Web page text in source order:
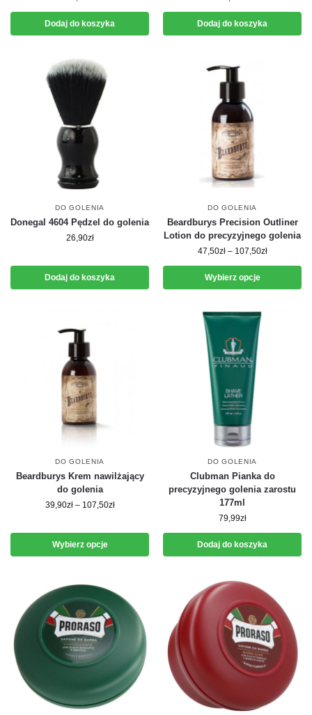
Dodaj do koszyka Dodaj do koszyka
DO GOLENIA
Donegal 4604 Pędzel do golenia
26,90zł
Dodaj do koszyka
DO GOLENIA
Beardburys Precision Outliner
Lotion do precyzyjnego golenia
47,50zł – 107,50zł
Wybierz opcje
DO GOLENIA
Beardburys Krem nawilżający
do golenia
39,90zł – 107,50zł
Wybierz opcje
DO GOLENIA
Clubman Pianka do
precyzyjnego golenia zarostu
177ml
79,99zł
Dodaj do koszyka